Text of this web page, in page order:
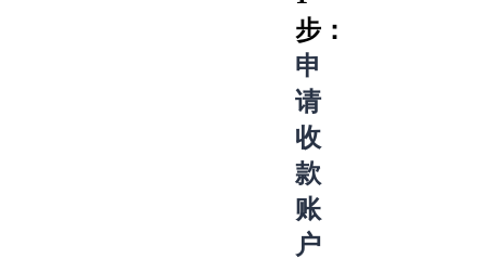
步：
申
请
收
款
账
户